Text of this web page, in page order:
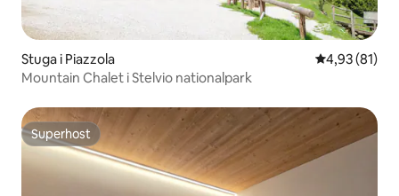
Stuga i Piazzola 4,93 av 5 i
4,93 (81)
Mountain Chalet i Stelvio nationalpark
Superhost
Superhost